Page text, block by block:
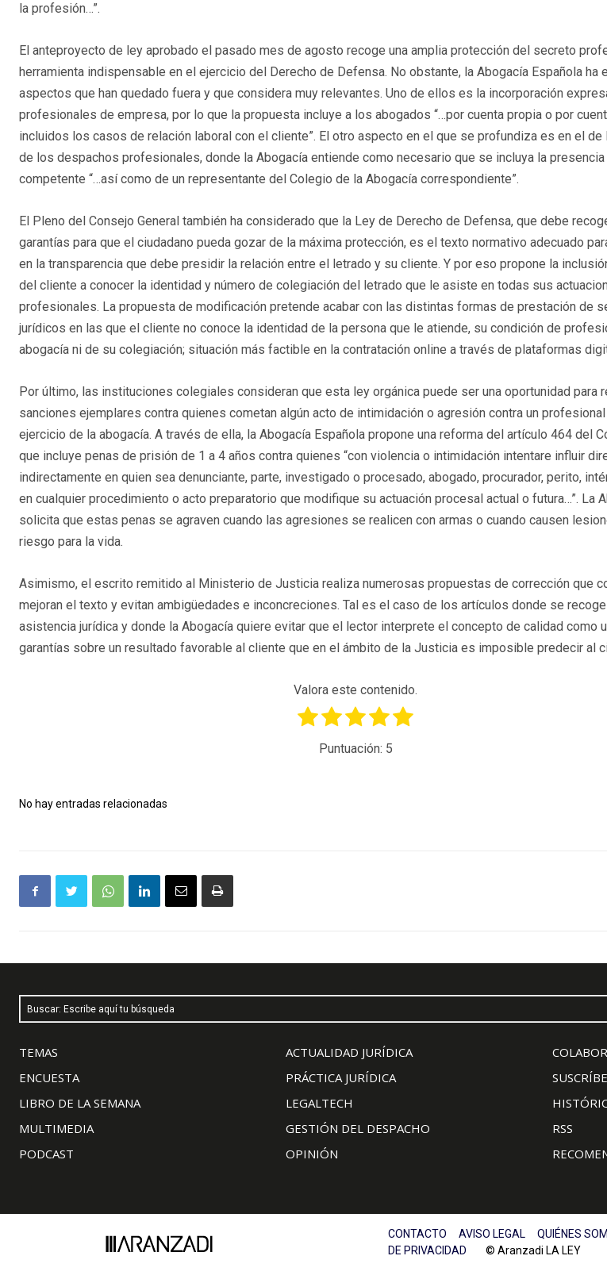
la profesión…”.
El anteproyecto de ley aprobado el pasado mes de agosto recoge una amplia protección del secreto
herramienta indispensable en el ejercicio del Derecho de Defensa. No obstante, la Abogacía Española ha
aspectos que han quedado fuera y que considera muy relevantes. Uno de ellos es la incorporación
profesionales de empresa, por lo que la propuesta incluye a los abogados “…por cuenta propia o por
incluidos los casos de relación laboral con el cliente”. El otro aspecto en el que se profundiza es en el
de los despachos profesionales, donde la Abogacía entiende como necesario que se incluya la
competente “…así como de un representante del Colegio de la Abogacía correspondiente”.
El Pleno del Consejo General también ha considerado que la Ley de Derecho de Defensa, que debe
garantías para que el ciudadano pueda gozar de la máxima protección, es el texto normativo adecuado
en la transparencia que debe presidir la relación entre el letrado y su cliente. Y por eso propone la
del cliente a conocer la identidad y número de colegiación del letrado que le asiste en todas sus
profesionales. La propuesta de modificación pretende acabar con las distintas formas de prestación de
jurídicos en las que el cliente no conoce la identidad de la persona que le atiende, su condición de
abogacía ni de su colegiación; situación más factible en la contratación online a través de plataformas
Por último, las instituciones colegiales consideran que esta ley orgánica puede ser una oportunidad para
sanciones ejemplares contra quienes cometan algún acto de intimidación o agresión contra un profesional
ejercicio de la abogacía. A través de ella, la Abogacía Española propone una reforma del artículo 464 del
que incluye penas de prisión de 1 a 4 años contra quienes “con violencia o intimidación intentare influir
indirectamente en quien sea denunciante, parte, investigado o procesado, abogado, procurador, perito,
en cualquier procedimiento o acto preparatorio que modifique su actuación procesal actual o futura…”. La
solicita que estas penas se agraven cuando las agresiones se realicen con armas o cuando causen
riesgo para la vida.
Asimismo, el escrito remitido al Ministerio de Justicia realiza numerosas propuestas de corrección que
mejoran el texto y evitan ambigüedades e inconcreciones. Tal es el caso de los artículos donde se
asistencia jurídica y donde la Abogacía quiere evitar que el lector interprete el concepto de calidad como
garantías sobre un resultado favorable al cliente que en el ámbito de la Justicia es imposible predecir al
Valora este contenido.
Puntuación: 5
No hay entradas relacionadas
Buscar: Escribe aquí tu búsqueda
TEMAS
ENCUESTA
LIBRO DE LA SEMANA
MULTIMEDIA
PODCAST
ACTUALIDAD JURÍDICA
PRÁCTICA JURÍDICA
LEGALTECH
GESTIÓN DEL DESPACHO
OPINIÓN
RSS
CONTACTO AVISO LEGAL QUIÉNES
DE PRIVACIDAD © Aranzadi LA LEY